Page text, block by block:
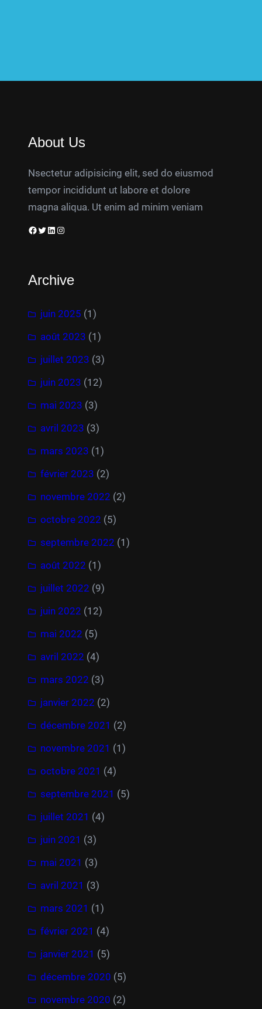
About Us
Nsectetur adipisicing elit, sed do eiusmod
tempor incididunt ut labore et dolore
magna aliqua. Ut enim ad minim veniam
Facebook Twitter LinkedIn Instagram
Archive
juin 2025 (1)
août 2023 (1)
juillet 2023 (3)
juin 2023 (12)
mai 2023 (3)
avril 2023 (3)
mars 2023 (1)
février 2023 (2)
novembre 2022 (2)
octobre 2022 (5)
septembre 2022 (1)
août 2022 (1)
juillet 2022 (9)
juin 2022 (12)
mai 2022 (5)
avril 2022 (4)
mars 2022 (3)
janvier 2022 (2)
décembre 2021 (2)
novembre 2021 (1)
octobre 2021 (4)
septembre 2021 (5)
juillet 2021 (4)
juin 2021 (3)
mai 2021 (3)
avril 2021 (3)
mars 2021 (1)
février 2021 (4)
janvier 2021 (5)
décembre 2020 (5)
novembre 2020 (2)